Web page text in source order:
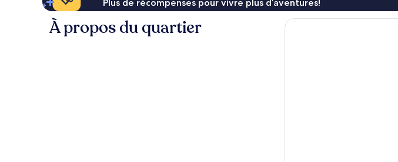
Plus de récompenses pour vivre plus d’aventures!
À propos du quartier